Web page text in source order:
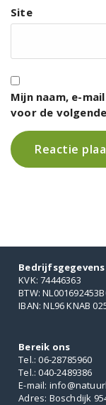
Site
Mijn naam, e-
voor de
Bedrijfsgegevens
KVK: 74446363
BTW:
IBAN: NL96 KNAB
Bereik ons
Tel.: 06-28785960
Tel.: 040-2489386
E-mail:
Adres: Boschdijk